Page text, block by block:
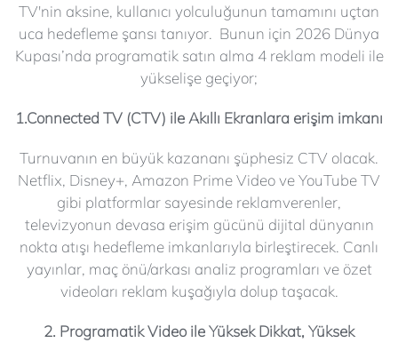
TV'nin aksine, kullanıcı yolculuğunun tamamını uçtan
uca hedefleme şansı tanıyor. Bunun için 2026 Dünya
Kupası’nda programatik satın alma 4 reklam modeli ile
yükselişe geçiyor;
1.Connected TV (CTV) ile Akıllı Ekranlara erişim imkanı
Turnuvanın en büyük kazananı şüphesiz CTV olacak.
Netflix, Disney+, Amazon Prime Video ve YouTube TV
gibi platformlar sayesinde reklamverenler,
televizyonun devasa erişim gücünü dijital dünyanın
nokta atışı hedefleme imkanlarıyla birleştirecek. Canlı
yayınlar, maç önü/arkası analiz programları ve özet
videoları reklam kuşağıyla dolup taşacak.
2. Programatik Video ile Yüksek Dikkat, Yüksek